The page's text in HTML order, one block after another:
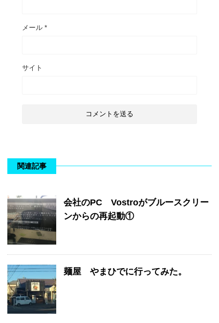
メール *
サイト
関連記事
会社のPC Vostroがブルースクリー
ンからの再起動①
麺屋 やまひでに行ってみた。